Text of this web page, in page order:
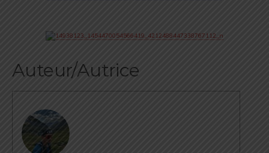
Auteur/Autrice